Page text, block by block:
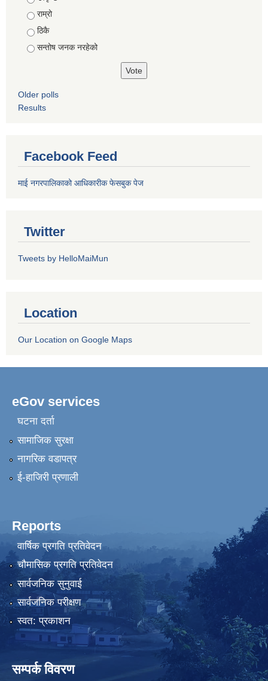
राम्रो
ठिकै
सन्तोष जनक नरहेको
Older polls
Results
Facebook Feed
माई नगरपालिकाको आधिकारीक फेसबुक पेज
Twitter
Tweets by HelloMaiMun
Location
Our Location on Google Maps
eGov services
घटना दर्ता
सामाजिक सुरक्षा
नागरिक वडापत्र
ई-हाजिरी प्रणाली
Reports
वार्षिक प्रगति प्रतिवेदन
चौमासिक प्रगति प्रतिवेदन
सार्वजनिक सुनुवाई
सार्वजनिक परीक्षण
स्वत: प्रकाशन
सम्पर्क विवरण